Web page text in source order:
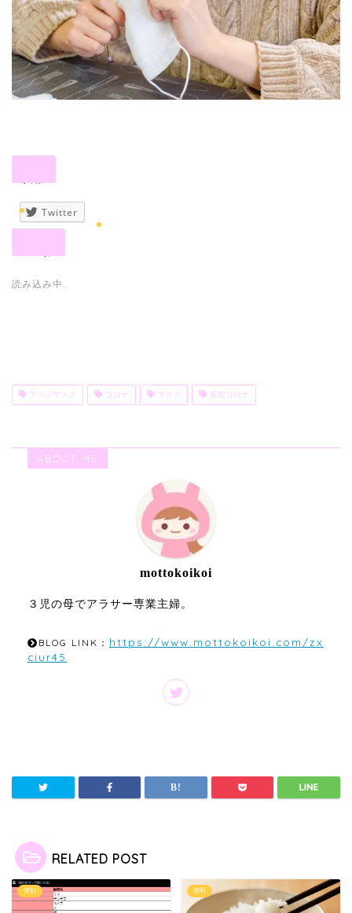
Twitter
読み込み中…
アベノマスク コロナ マスク 新型コロナ
ABOUT ME
mottokoikoi
３児の母でアラサー専業主婦。
BLOG LINK： https://www.mottokoikoi.com/zx
ciur45
RELATED POST
便利 便利